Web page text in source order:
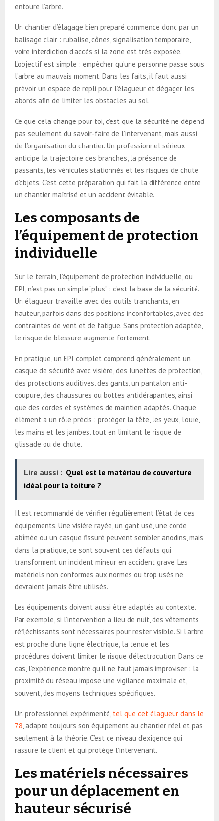
entoure l’arbre.
Un chantier d’élagage bien préparé commence donc par un
balisage clair : rubalise, cônes, signalisation temporaire,
voire interdiction d’accès si la zone est très exposée.
L’objectif est simple : empêcher qu’une personne passe sous
l’arbre au mauvais moment. Dans les faits, il faut aussi
prévoir un espace de repli pour l’élagueur et dégager les
abords afin de limiter les obstacles au sol.
Ce que cela change pour toi, c’est que la sécurité ne dépend
pas seulement du savoir-faire de l’intervenant, mais aussi
de l’organisation du chantier. Un professionnel sérieux
anticipe la trajectoire des branches, la présence de
passants, les véhicules stationnés et les risques de chute
d’objets. C’est cette préparation qui fait la différence entre
un chantier maîtrisé et un accident évitable.
Les composants de
l’équipement de protection
individuelle
Sur le terrain, l’équipement de protection individuelle, ou
EPI, n’est pas un simple “plus” : c’est la base de la sécurité.
Un élagueur travaille avec des outils tranchants, en
hauteur, parfois dans des positions inconfortables, avec des
contraintes de vent et de fatigue. Sans protection adaptée,
le risque de blessure augmente fortement.
En pratique, un EPI complet comprend généralement un
casque de sécurité avec visière, des lunettes de protection,
des protections auditives, des gants, un pantalon anti-
coupure, des chaussures ou bottes antidérapantes, ainsi
que des cordes et systèmes de maintien adaptés. Chaque
élément a un rôle précis : protéger la tête, les yeux, l’ouïe,
les mains et les jambes, tout en limitant le risque de
glissade ou de chute.
Lire aussi : Quel est le matériau de couverture
idéal pour la toiture ?
Il est recommandé de vérifier régulièrement l’état de ces
équipements. Une visière rayée, un gant usé, une corde
abîmée ou un casque fissuré peuvent sembler anodins, mais
dans la pratique, ce sont souvent ces défauts qui
transforment un incident mineur en accident grave. Les
matériels non conformes aux normes ou trop usés ne
devraient jamais être utilisés.
Les équipements doivent aussi être adaptés au contexte.
Par exemple, si l’intervention a lieu de nuit, des vêtements
réfléchissants sont nécessaires pour rester visible. Si l’arbre
est proche d’une ligne électrique, la tenue et les
procédures doivent limiter le risque d’électrocution. Dans ce
cas, l’expérience montre qu’il ne faut jamais improviser : la
proximité du réseau impose une vigilance maximale et,
souvent, des moyens techniques spécifiques.
Un professionnel expérimenté, tel que cet élagueur dans le
78 , adapte toujours son équipement au chantier réel et pas
seulement à la théorie. C’est ce niveau d’exigence qui
rassure le client et qui protège l’intervenant.
Les matériels nécessaires
pour un déplacement en
hauteur sécurisé